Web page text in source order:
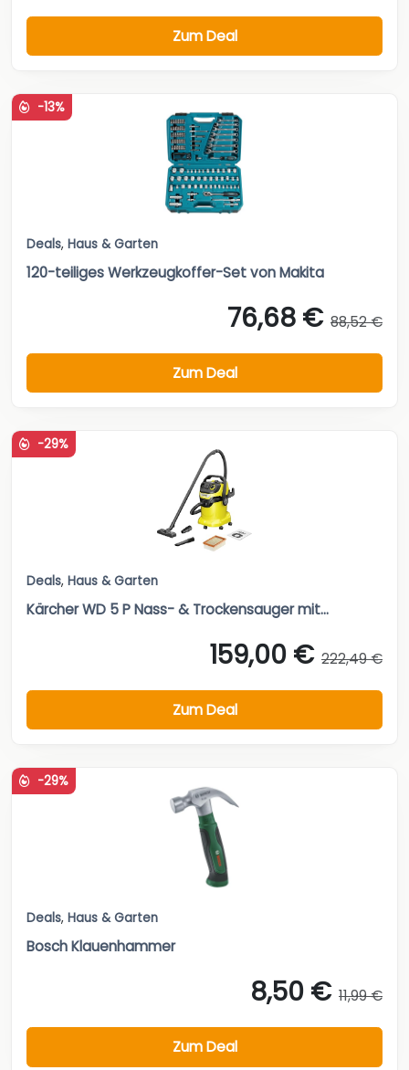
Zum Deal
-13%
Deals, Haus & Garten
120-teiliges Werkzeugkoffer-Set von Makita
76,68 € 88,52 €
Zum Deal
-29%
Deals, Haus & Garten
Kärcher WD 5 P Nass- & Trockensauger mit...
159,00 € 222,49 €
Zum Deal
-29%
Deals, Haus & Garten
Bosch Klauenhammer
8,50 € 11,99 €
Zum Deal